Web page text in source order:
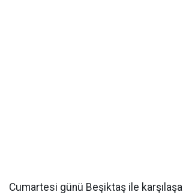
Cumartesi günü Beşiktaş ile